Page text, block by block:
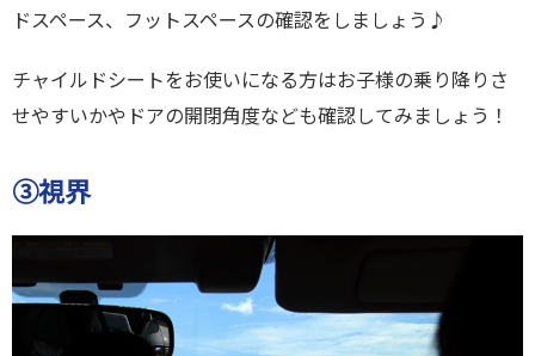
ドスペース、フットスペースの確認をしましょう♪
チャイルドシートをお使いになる方はお子様の乗り降りさ
せやすいかやドアの開閉角度なども確認してみましょう！
③視界